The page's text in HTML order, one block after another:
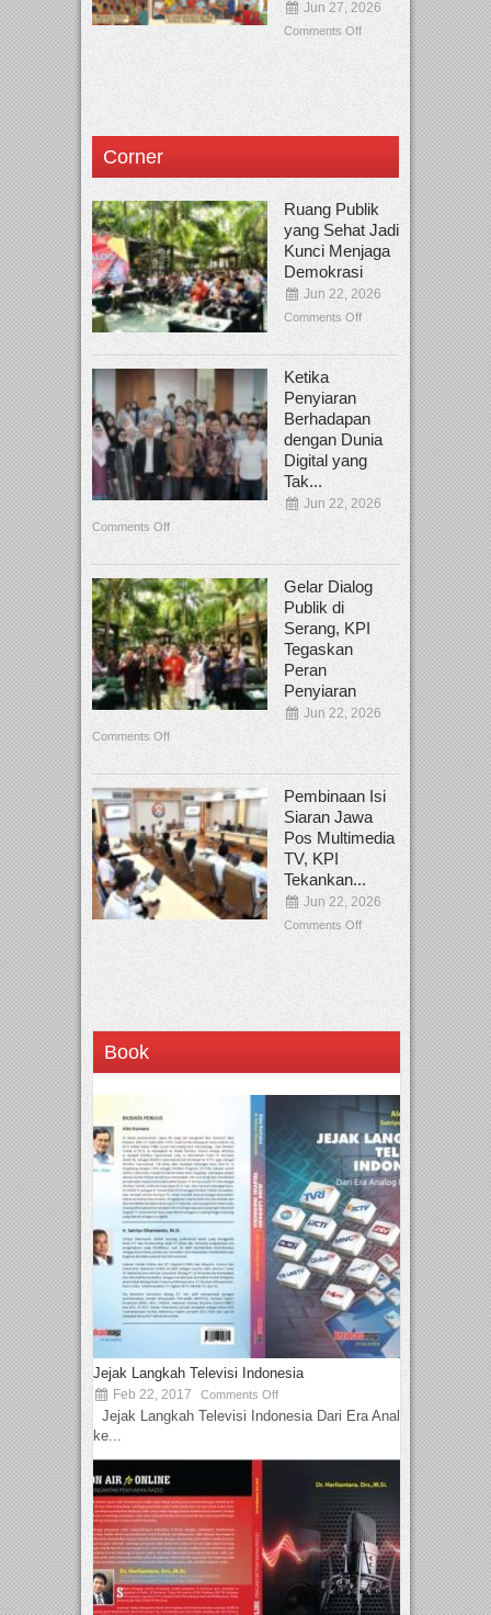
Jun 27, 2026
Comments Off
Corner
Ruang Publik
yang Sehat Jadi
Kunci Menjaga
Demokrasi
Jun 22, 2026
Comments Off
Ketika
Penyiaran
Berhadapan
dengan Dunia
Digital yang
Tak...
Jun 22, 2026
Comments Off
Gelar Dialog
Publik di
Serang, KPI
Tegaskan
Peran
Penyiaran
Jun 22, 2026
Comments Off
Pembinaan Isi
Siaran Jawa
Pos Multimedia
TV, KPI
Tekankan...
Jun 22, 2026
Comments Off
Book
Jejak Langkah Televisi Indonesia
Feb 22, 2017 Comments Off
Jejak Langkah Televisi Indonesia Dari Era Analog
ke...